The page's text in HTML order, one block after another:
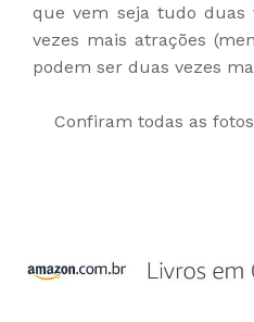
que vem seja tudo duas
vezes mais atrações
podem ser duas vezes
Confiram todas as